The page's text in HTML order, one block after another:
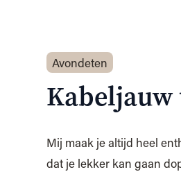
Avondeten
Mij maak je altijd heel
dat je lekker kan gaan